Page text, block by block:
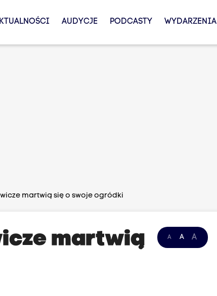
AUDYCJE PODCASTY WYDARZENIA
martwią się o swoje ogródki
A A A
martwią